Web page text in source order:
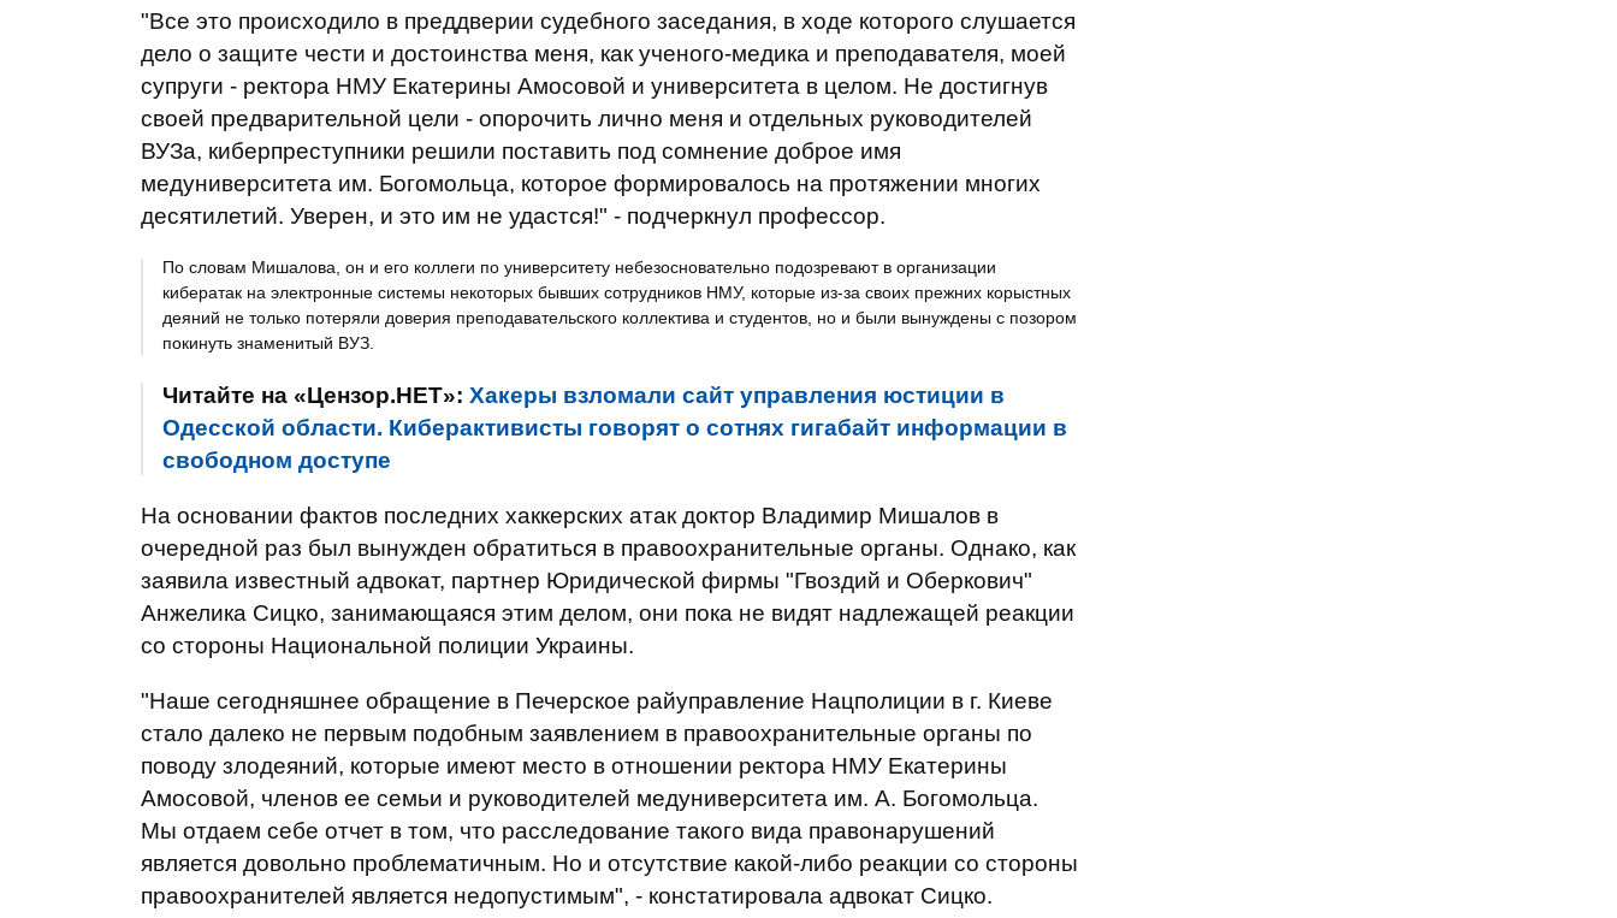
"Все это происходило в преддверии судебного заседания, в ходе которого слушается
дело о защите чести и достоинства меня, как ученого-медика и преподавателя, моей
супруги - ректора НМУ Екатерины Амосовой и университета в целом. Не достигнув
своей предварительной цели - опорочить лично меня и отдельных руководителей
ВУЗа, киберпреступники решили поставить под сомнение доброе имя
медуниверситета им. Богомольца, которое формировалось на протяжении многих
десятилетий. Уверен, и это им не удаcтся!" - подчеркнул профессор.
По словам Мишалова, он и его коллеги по университету небезосновательно подозревают в организации
кибератак на электронные системы некоторых бывших сотрудников НМУ, которые из-за своих прежних корыстных
деяний не только потеряли доверия преподавательского коллектива и студентов, но и были вынуждены с позором
покинуть знаменитый ВУЗ.
Читайте на «Цензор.НЕТ»: Хакеры взломали сайт управления юстиции в
Одесской области. Киберактивисты говорят о сотнях гигабайт информации в
свободном доступе
На основании фактов последних хаккерских атак доктор Владимир Мишалов в
очередной раз был вынужден обратиться в правоохранительные органы. Однако, как
заявила известный адвокат, партнер Юридической фирмы "Гвоздий и Оберкович"
Анжелика Сицко, занимающаяся этим делом, они пока не видят надлежащей реакции
со стороны Национальной полиции Украины.
"Наше сегодняшнее обращение в Печерское райуправление Нацполиции в г. Киеве
стало далеко не первым подобным заявлением в правоохранительные органы по
поводу злодеяний, которые имеют место в отношении ректора НМУ Екатерины
Амосовой, членов ее семьи и руководителей медуниверситета им. А. Богомольца.
Мы отдаем себе отчет в том, что расследование такого вида правонарушений
является довольно проблематичным. Но и отсутствие какой-либо реакции со стороны
правоохранителей является недопустимым", - констатировала адвокат Сицко.